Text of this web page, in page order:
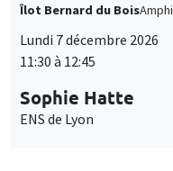
Îlot Bernard du Bois
Lundi 7 décembre 2026
11:30 à 12:45
Sophie Hatte
ENS de Lyon